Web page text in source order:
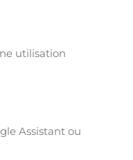
utilisation
Assistant ou